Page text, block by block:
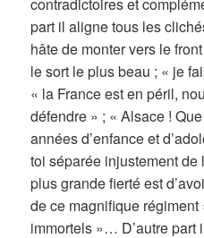
contradictoires et
part il aligne tous les
hâte de monter vers le
le sort le plus beau ; « je
« la France est en péril,
défendre » ; « Alsace !
années d’enfance et
toi séparée injustement de
plus grande fierté est
de ce magnifique
immortels »… D’autre part